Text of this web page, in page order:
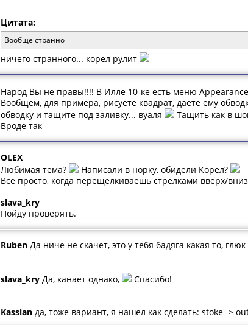
Цитата:
Вообще странно
ничего странного... корел рулит
Народ Вы не правы!!!! В Илле 10-ке есть меню
Вообщем, для примера, рисуете квадрат, даете ему
обводку и тащите под заливку... вуаля
Тащить как в
Вроде так
OLEX
Любимая тема?
Написали в норку, обидели Корел?
Все просто, когда перещелкиваешь стрелками вверх/
slava_kry
Пойду проверять.
Ruben Да ниче не скачет, это у тебя бадяга какая то,
slava_kry Да, канает однако, Спасибо!
Kassian да, тоже вариант, я нашел как сделать: stoke ->